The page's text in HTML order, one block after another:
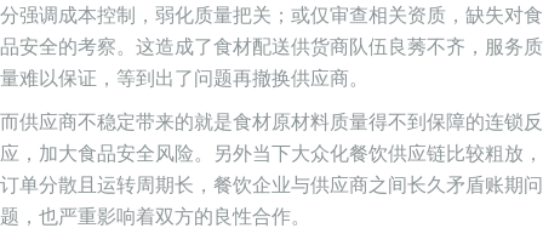
分强调成本控制，弱化质量把关；或仅审查相关资质，缺失对食
品安全的考察。这造成了食材配送供货商队伍良莠不齐，服务质
量难以保证，等到出了问题再撤换供应商。
而供应商不稳定带来的就是食材原材料质量得不到保障的连锁反
应，加大食品安全风险。另外当下大众化餐饮供应链比较粗放，
订单分散且运转周期长，餐饮企业与供应商之间长久矛盾账期问
题，也严重影响着双方的良性合作。